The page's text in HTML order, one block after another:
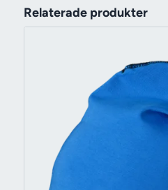
Relaterade produkter